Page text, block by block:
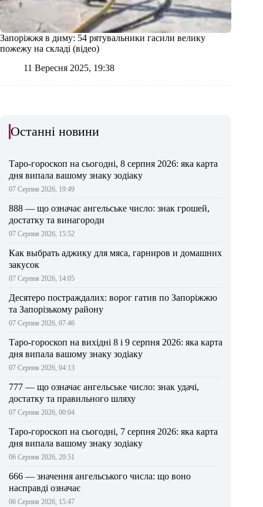
Запоріжжя в диму: 54 рятувальники гасили велику
пожежу на складі (відео)
11 Вересня 2025, 19:38
Останні новини
Таро-гороскоп на сьогодні, 8 серпня 2026: яка карта
дня випала вашому знаку зодіаку
07 Серпня 2026, 19:49
888 — що означає ангельське число: знак грошей,
достатку та винагороди
07 Серпня 2026, 15:52
Как выбрать аджику для мяса, гарниров и домашних
закусок
07 Серпня 2026, 14:05
Десятеро постраждалих: ворог гатив по Запоріжжю
та Запорізькому району
07 Серпня 2026, 07:46
Таро-гороскоп на вихідні 8 і 9 серпня 2026: яка карта
дня випала вашому знаку зодіаку
07 Серпня 2026, 04:13
777 — що означає ангельське число: знак удачі,
достатку та правильного шляху
07 Серпня 2026, 00:04
Таро-гороскоп на сьогодні, 7 серпня 2026: яка карта
дня випала вашому знаку зодіаку
06 Серпня 2026, 20:51
666 — значення ангельського числа: що воно
насправді означає
06 Серпня 2026, 15:47